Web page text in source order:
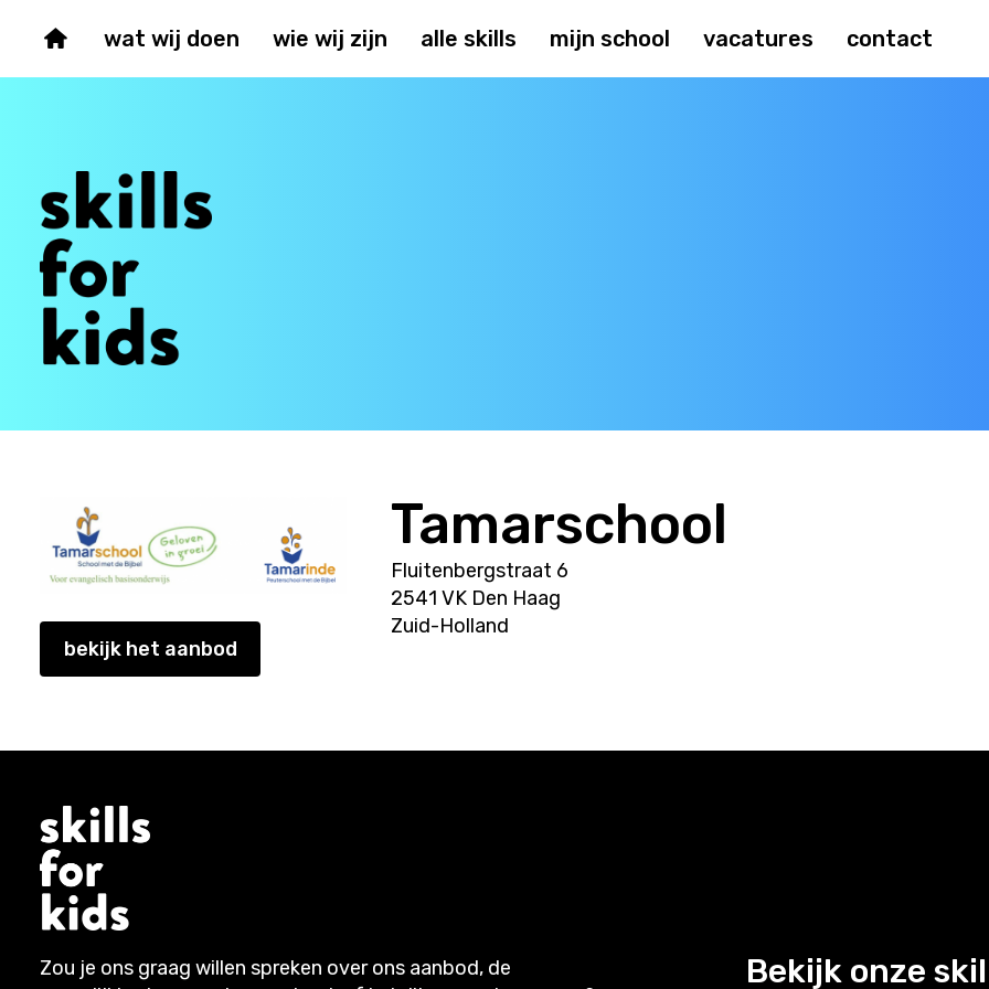
wat wij doen wie wij zijn alle skills mijn school vacatures contact
bekijk het aanbod
Tamarschool
Fluitenbergstraat 6
2541 VK Den Haag
Zuid-Holland
Zou je ons graag willen spreken over ons aanbod, de
Bekijk onze